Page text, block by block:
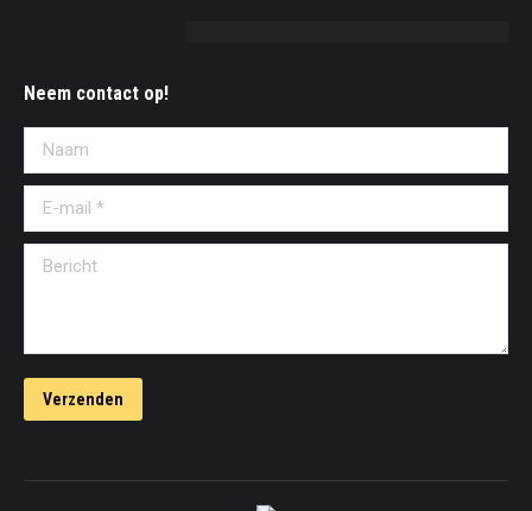
Neem contact op!
Naam
E-mail *
Bericht
Verzenden